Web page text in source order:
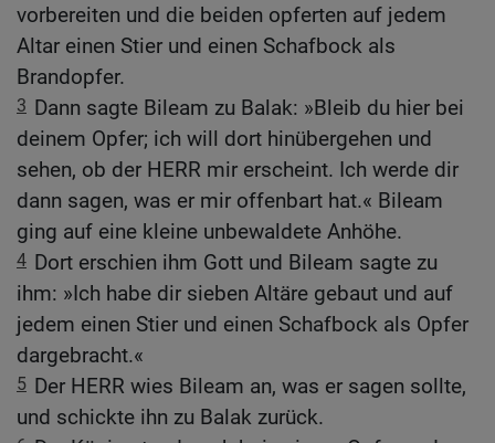
vorbereiten und die beiden opferten auf jedem
Altar einen Stier und einen Schafbock als
Brandopfer.
3 Dann sagte Bileam zu Balak: »Bleib du hier bei
deinem Opfer; ich will dort hinübergehen und
sehen, ob der HERR mir erscheint. Ich werde dir
dann sagen, was er mir offenbart hat.« Bileam
ging auf eine kleine unbewaldete Anhöhe.
4 Dort erschien ihm Gott und Bileam sagte zu
ihm: »Ich habe dir sieben Altäre gebaut und auf
jedem einen Stier und einen Schafbock als Opfer
dargebracht.«
5 Der HERR wies Bileam an, was er sagen sollte,
und schickte ihn zu Balak zurück.